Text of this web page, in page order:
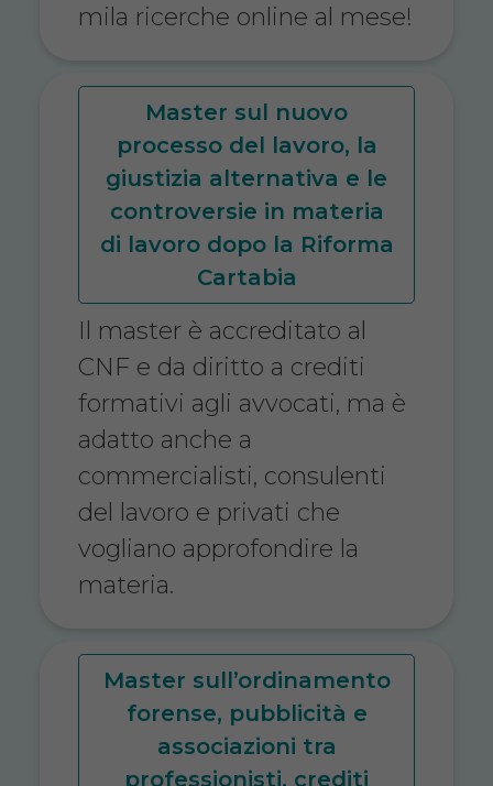
mila ricerche online al mese!
Master sul nuovo
processo del lavoro, la
giustizia alternativa e le
controversie in materia
di lavoro dopo la Riforma
Cartabia
Il master è accreditato al
CNF e da diritto a crediti
formativi agli avvocati, ma è
adatto anche a
commercialisti, consulenti
del lavoro e privati che
vogliano approfondire la
materia.
Master sull’ordinamento
forense, pubblicità e
associazioni tra
professionisti, crediti